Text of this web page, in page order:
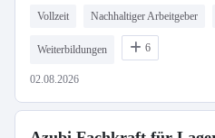
Vollzeit Nachhaltiger Arbeitgeber
Weiterbildungen 6
02.08.2026